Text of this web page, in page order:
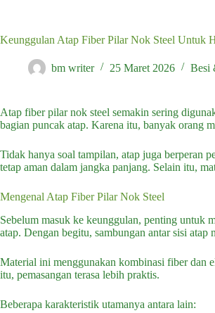
Keunggulan Atap Fiber Pilar Nok Steel Untuk
bm writer 25 Maret 2026 Besi
Atap fiber pilar nok steel semakin sering
bagian puncak atap. Karena itu, banyak orang
Tidak hanya soal tampilan, atap juga berperan
tetap aman dalam jangka panjang. Selain itu,
Mengenal Atap Fiber Pilar Nok Steel
Sebelum masuk ke keunggulan, penting untuk
atap. Dengan begitu, sambungan antar sisi atap
Material ini menggunakan kombinasi fiber dan
itu, pemasangan terasa lebih praktis.
Beberapa karakteristik utamanya antara lain: